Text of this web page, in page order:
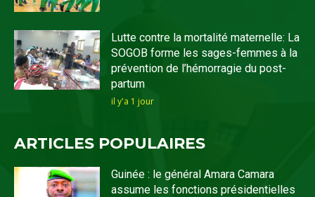
Lutte contre la mortalité maternelle: La
SOGOB forme les sages-femmes à la
prévention de l’hémorragie du post-
partum
il y'a 1 jour
ARTICLES POPULAIRES
Guinée : le général Amara Camara
assume les fonctions présidentielles